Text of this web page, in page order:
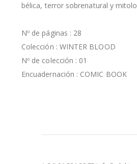
bélica, terror sobrenatural y
Nº de páginas : 28
Colección : WINTER BLOOD
Nº de colección : 01
Encuadernación : COMIC BOOK